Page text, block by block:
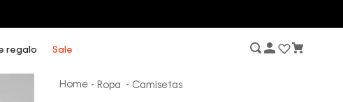
regalo Sale
Ropa Camisetas